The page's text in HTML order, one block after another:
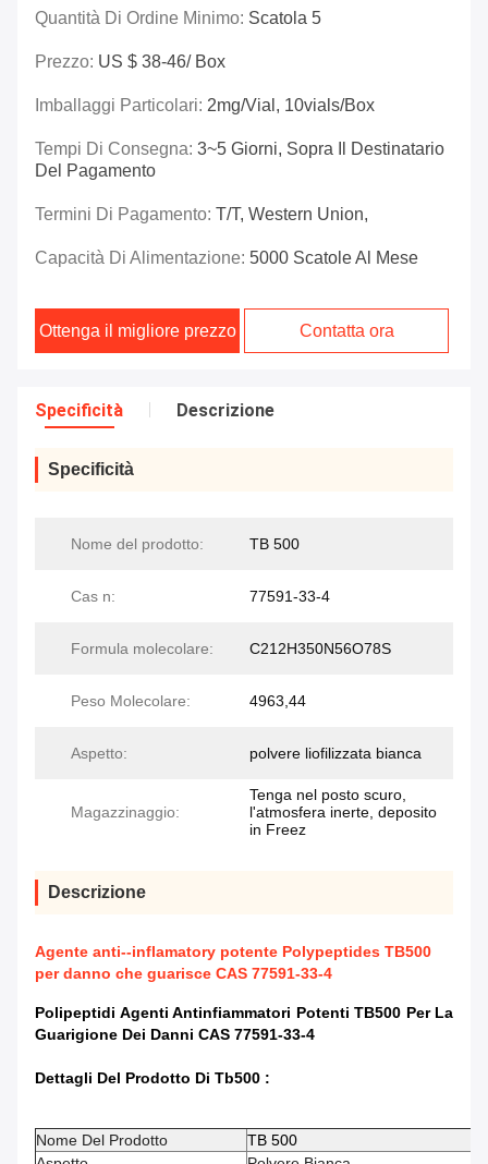
Quantità Di Ordine Minimo: Scatola 5
Prezzo: US $ 38-46/ Box
Imballaggi Particolari: 2mg/vial, 10vials/box
Tempi Di Consegna: 3~5 Giorni, Sopra Il Destinatario
Del Pagamento
Termini Di Pagamento: T/T, Western Union,
Capacità Di Alimentazione: 5000 Scatole Al Mese
Ottenga il migliore prezzo Contatta ora
Specificità Descrizione
Specificità
Nome del prodotto: TB 500
Cas n: 77591-33-4
Formula molecolare: C212H350N56O78S
Peso Molecolare: 4963,44
Aspetto: polvere liofilizzata bianca
Magazzinaggio:
Tenga nel posto scuro,
l'atmosfera inerte, deposito
in Freez
Descrizione
Agente anti--inflamatory potente Polypeptides TB500
per danno che guarisce CAS 77591-33-4
Polipeptidi Agenti Antinfiammatori Potenti TB500 Per La
Guarigione Dei Danni CAS 77591-33-4
Dettagli Del Prodotto Di Tb500 ​:
Nome Del Prodotto
TB 500